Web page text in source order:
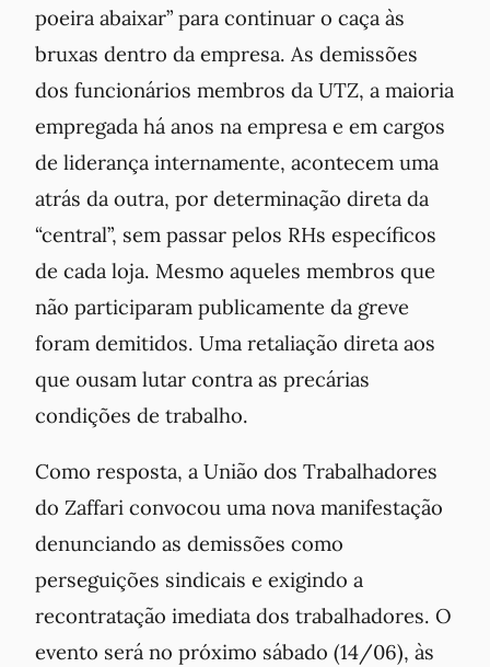
poeira abaixar” para continuar o caça às
bruxas dentro da empresa. As demissões
dos funcionários membros da UTZ, a maioria
empregada há anos na empresa e em cargos
de liderança internamente, acontecem uma
atrás da outra, por determinação direta da
“central”, sem passar pelos RHs específicos
de cada loja. Mesmo aqueles membros que
não participaram publicamente da greve
foram demitidos. Uma retaliação direta aos
que ousam lutar contra as precárias
condições de trabalho.
Como resposta, a União dos Trabalhadores
do Zaffari convocou uma nova manifestação
denunciando as demissões como
perseguições sindicais e exigindo a
recontratação imediata dos trabalhadores. O
evento será no próximo sábado (14/06), às